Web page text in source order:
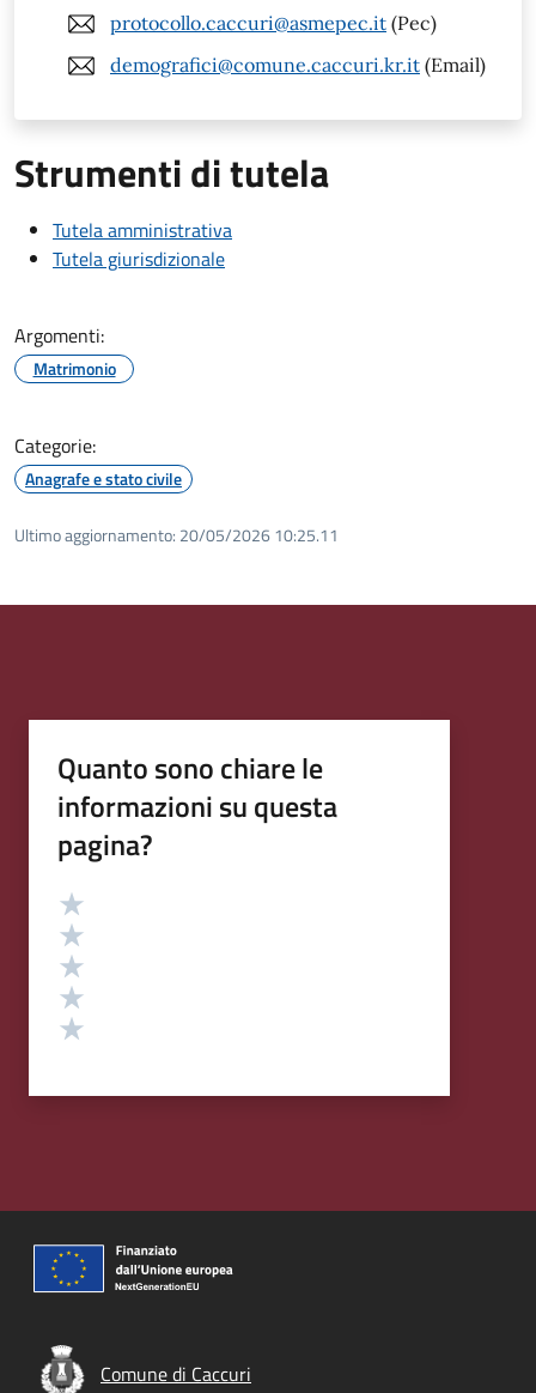
protocollo.caccuri@asmepec.it (Pec)
demografici@comune.caccuri.kr.it (Email)
Strumenti di tutela
Tutela amministrativa
Tutela giurisdizionale
Argomenti:
Matrimonio
Categorie:
Anagrafe e stato civile
Ultimo aggiornamento: 20/05/2026 10:25.11
Quanto sono chiare le
informazioni su questa
pagina?
Valutazione
Comune di Caccuri